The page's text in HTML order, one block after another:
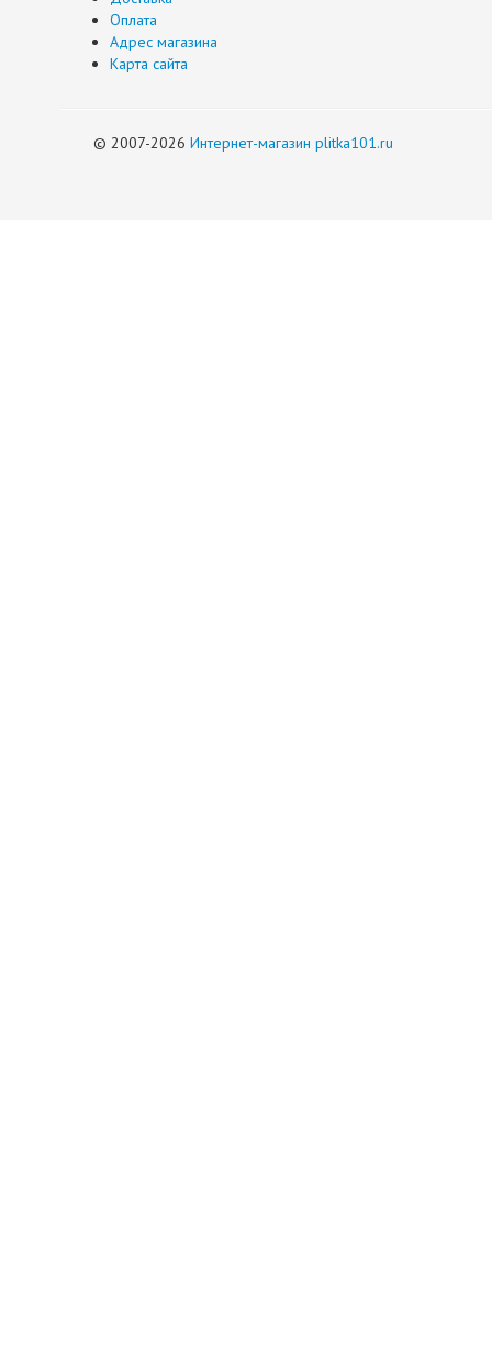
Оплата
Адрес магазина
Карта сайта
© 2007-2026 Интернет-магазин plitka101.ru